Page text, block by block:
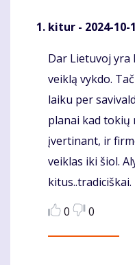
kitur - 2024-10-
Komentaras
Dar Lietuvoj yra
veiklą vykdo.
laiku per
planai kad tokių
įvertinant, ir
veiklas iki šiol.
kitus..tradiciškai.
0
0